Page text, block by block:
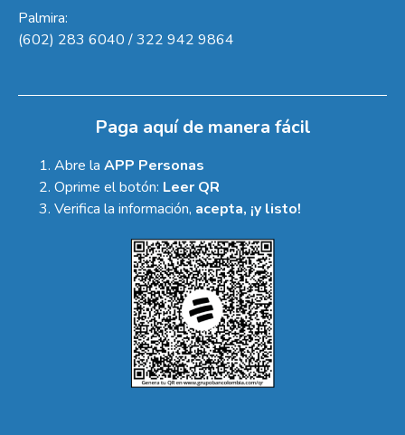
Palmira:
(602) 283 6040 / 322 942 9864
Paga aquí de manera fácil
Abre la APP Personas
Oprime el botón: Leer QR
Verifica la información, acepta, ¡y listo!